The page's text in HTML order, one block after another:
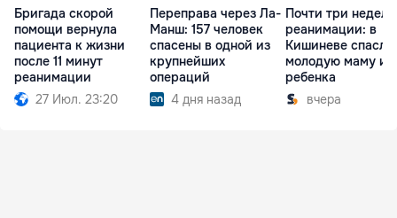
Бригада скорой
помощи вернула
пациента к жизни
после 11 минут
реанимации
27 Июл. 23:20
Переправа через Ла-
Манш: 157 человек
спасены в одной из
крупнейших
операций
4 дня назад
Почти три
реанимации: в
Кишиневе спасли
молодую маму и
ребенка
вчера